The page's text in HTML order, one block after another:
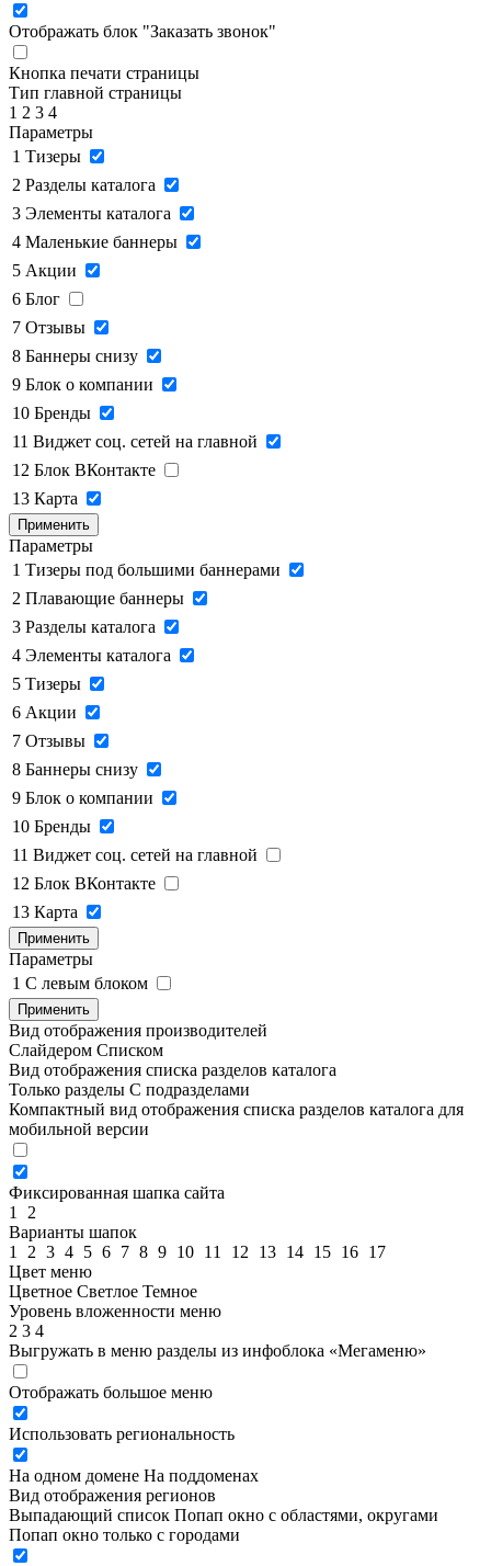
Отображать блок "Заказать звонок"
Кнопка печати страницы
Тип главной страницы
1 2 3 4
Параметры
1 Тизеры
2 Разделы каталога
3 Элементы каталога
4 Маленькие баннеры
5 Акции
6 Блог
7 Отзывы
8 Баннеры снизу
9 Блок о компании
10 Бренды
11 Виджет соц. сетей на главной
12 Блок ВКонтакте
13 Карта
Применить
Параметры
1 Тизеры под большими баннерами
2 Плавающие баннеры
3 Разделы каталога
4 Элементы каталога
5 Тизеры
6 Акции
7 Отзывы
8 Баннеры снизу
9 Блок о компании
10 Бренды
11 Виджет соц. сетей на главной
12 Блок ВКонтакте
13 Карта
Применить
Параметры
1 C левым блоком
Применить
Вид отображения производителей
Слайдером Списком
Вид отображения списка разделов каталога
Только разделы С подразделами
Компактный вид отображения списка разделов каталога для
мобильной версии
Фиксированная шапка сайта
1
2
Варианты шапок
1
2 3 4 5 6 7 8 9 10 11 12 13 14 15 16 17
Цвет меню
Цветное Светлое Темное
Уровень вложенности меню
2 3 4
Выгружать в меню разделы из инфоблока «Мегаменю»
Отображать большое меню
Использовать региональность
На одном домене На поддоменах
Вид отображения регионов
Выпадающий список Попап окно c областями, округами
Попап окно только с городами